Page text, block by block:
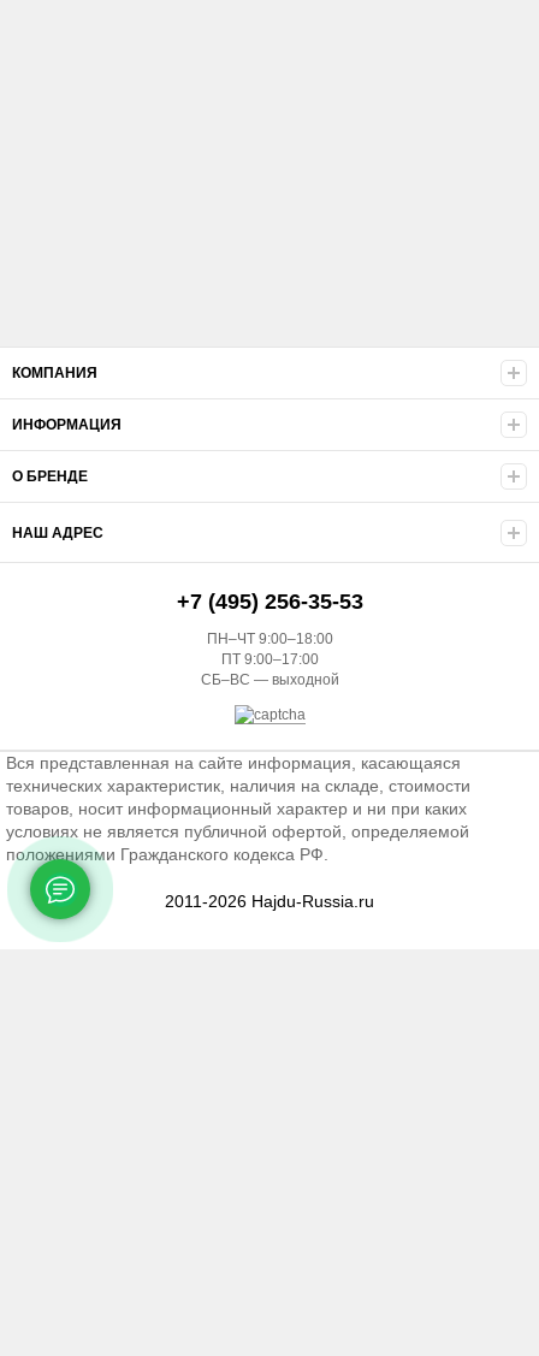
КОМПАНИЯ
ИНФОРМАЦИЯ
О БРЕНДЕ
НАШ АДРЕС
+7 (495) 256-35-53
ПН–ЧТ 9:00–18:00
ПТ 9:00–17:00
СБ–ВС — выходной
Вся представленная на сайте информация, касающаяся
технических характеристик, наличия на складе, стоимости
товаров, носит информационный характер и ни при каких
условиях не является публичной офертой, определяемой
положениями Гражданского кодекса РФ.
2011-2026 Hajdu-Russia.ru